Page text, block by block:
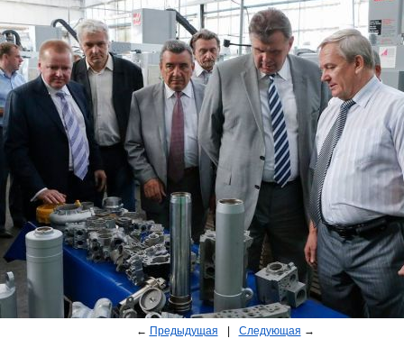
← Предыдущая Следующая →